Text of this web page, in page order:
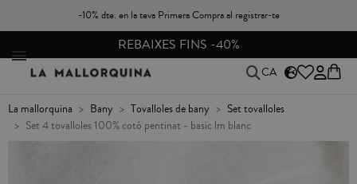
-10% dte. en la teva Primera Compra al registrar-te
REBAIXES FINS -40%
CA
la mallorquina bany tovalloles de bany
set tovalloles
set 4 tovalloles 100% cotó pentinat - basic lm blanc